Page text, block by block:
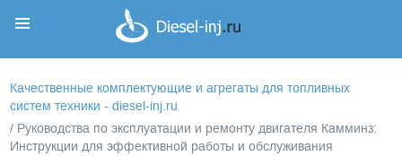
Качественные комплектующие и агрегаты для топливных
систем техники - diesel-inj.ru
/ Руководства по эксплуатации и ремонту двигателя Камминз:
Инструкции для эффективной работы и обслуживания